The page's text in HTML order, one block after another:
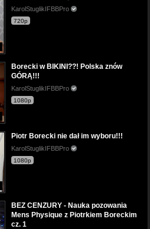
KarolStuglikIFBBPro
720p
Borecki w BIKINI??! Polska znów
GÓRĄ!!!
KarolStuglikIFBBPro
1080p
Piotr Borecki nie dał im wyboru!!!
KarolStuglikIFBBPro
1080p
BEZ CENZURY - Nauka pozowania
Mens Physique z Piotrkiem Boreckim
cz. 1